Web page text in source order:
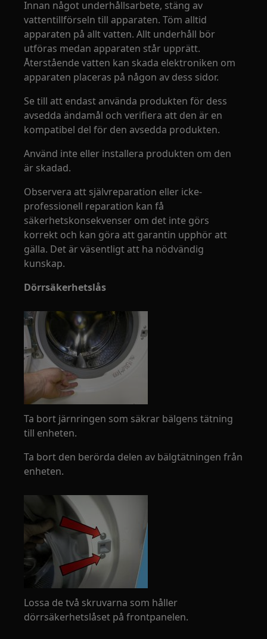
Innan något underhållsarbete, stäng av
vattentillförseln till apparaten. Töm alltid
apparaten på allt vatten. Allt underhåll bör
utföras medan apparaten står upprätt.
Återstående vatten kan skada elektroniken om
apparaten placeras på någon av dess sidor.
Se till att endast använda produkten för dess
avsedda ändamål och verifiera att den är en
kompatibel del för den avsedda produkten.
Använd inte eller installera produkten om den
är skadad.
Observera att självreparation eller icke-
professionell reparation kan få
säkerhetskonsekvenser om det inte görs
korrekt och kan göra att garantin upphör att
gälla. Det är väsentligt att ha nödvändig
kunskap.
Dörrsäkerhetslås
Ta bort järnringen som säkrar bälgens tätning
till enheten.
Ta bort den berörda delen av bälgtätningen från
enheten.
Lossa de två skruvarna som håller
dörrsäkerhetslåset på frontpanelen.